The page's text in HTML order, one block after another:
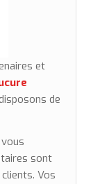
et
de
sont
Vos